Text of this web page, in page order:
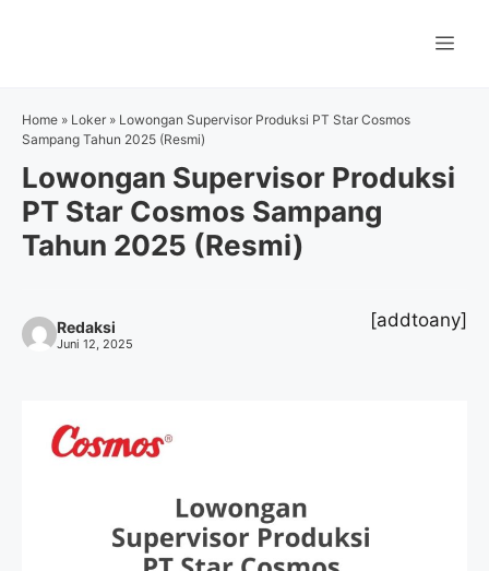
Home » Loker » Lowongan Supervisor Produksi PT Star Cosmos
Sampang Tahun 2025 (Resmi)
Lowongan Supervisor Produksi
PT Star Cosmos Sampang
Tahun 2025 (Resmi)
Redaksi
Juni 12, 2025
[addtoany]